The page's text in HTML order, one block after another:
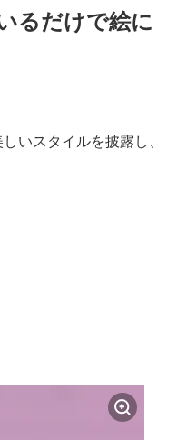
るだけで絵に
いスタイルを披露し、